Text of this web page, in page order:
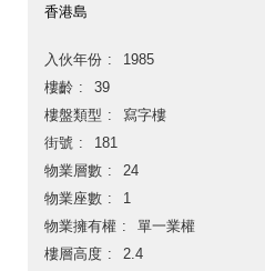
香港島
入伙年份
1985
樓齡
39
樓盤類型
寫字樓
街號
181
物業層數
24
物業座數
1
物業擁有權
單一業權
樓層高度
2.4